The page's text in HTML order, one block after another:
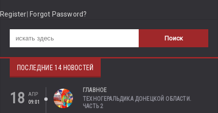
Register Forgot Password?
ПОСЛЕДНИЕ 14 НОВОСТЕЙ
18
АПР
09:01
ГЛАВНОЕ
ТЕХНОГЕРАЛЬДИКА ДОНЕЦКОЙ ОБЛАСТИ.
ЧАСТЬ 2